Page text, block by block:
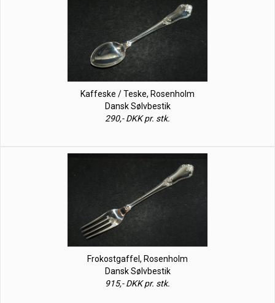
Kaffeske / Teske, Rosenholm
Dansk Sølvbestik
290,- DKK pr. stk.
Frokostgaffel, Rosenholm
Dansk Sølvbestik
915,- DKK pr. stk.